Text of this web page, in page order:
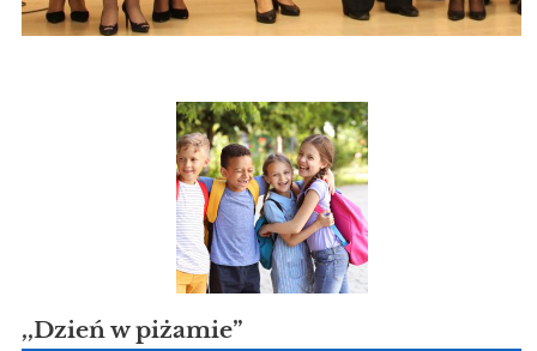
,,Dzień w piżamie”